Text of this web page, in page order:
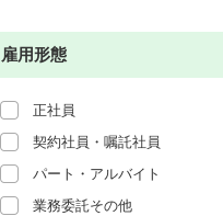
雇用形態
正社員
契約社員・嘱託社員
パート・アルバイト
業務委託その他